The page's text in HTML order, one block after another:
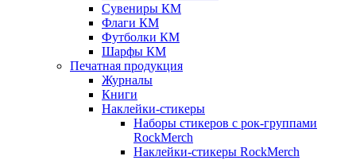
Сувениры КМ
Флаги КМ
Футболки КМ
Шарфы КМ
Печатная продукция
Журналы
Книги
Наклейки-стикеры
Наборы стикеров с рок-группами
RockMerch
Наклейки-стикеры RockMerch